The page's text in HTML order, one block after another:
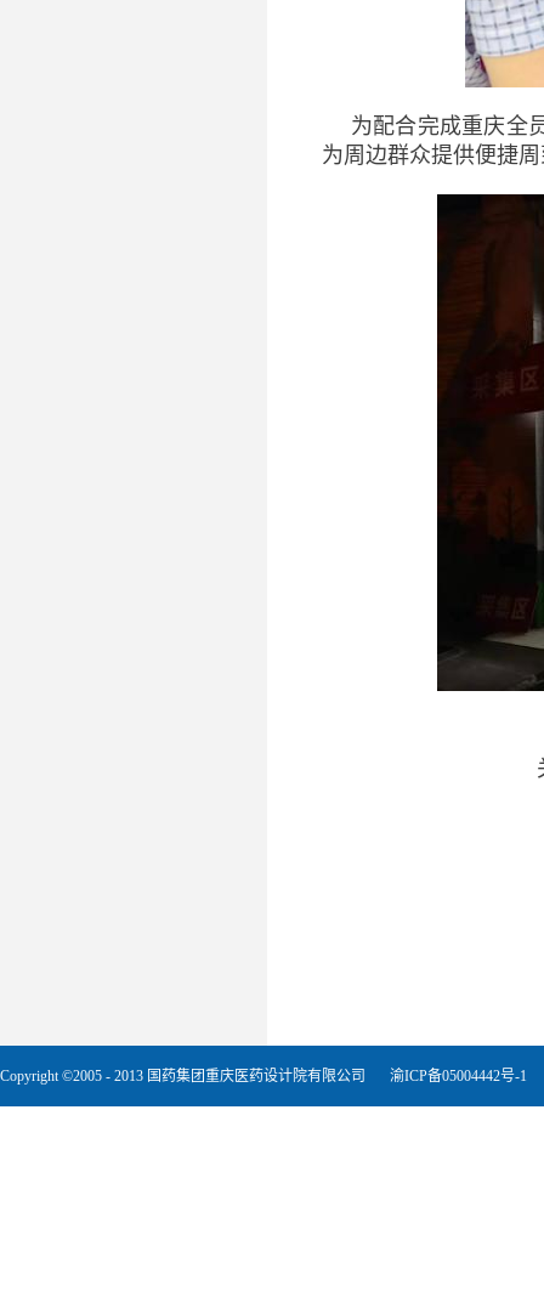
为配合完成重庆全
为周边群众提供便捷
Copyright ©2005 - 2013 国药集团重庆医药设计院有限公司 渝ICP备05004442号-1